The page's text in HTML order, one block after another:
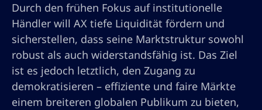
Durch den frühen Fokus auf institutionelle
Händler will AX tiefe Liquidität fördern und
sicherstellen, dass seine Marktstruktur sowohl
robust als auch widerstandsfähig ist. Das Ziel
ist es jedoch letztlich, den Zugang zu
demokratisieren – effiziente und faire Märkte
einem breiteren globalen Publikum zu bieten,